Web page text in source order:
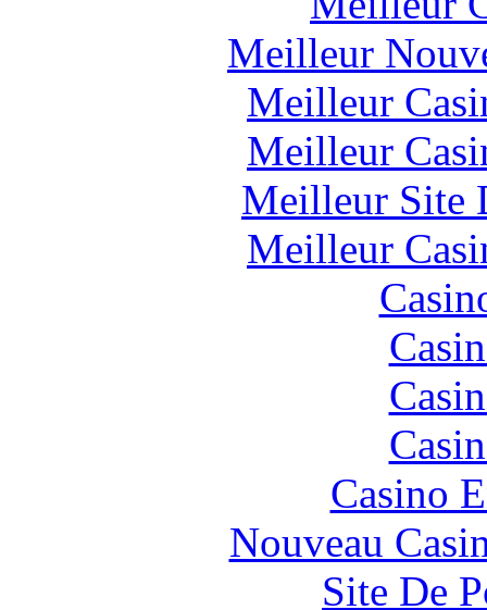
Meilleur
Meilleur
Meilleur
Meilleur Site
Meilleur
Casino
Nouveau
Site De